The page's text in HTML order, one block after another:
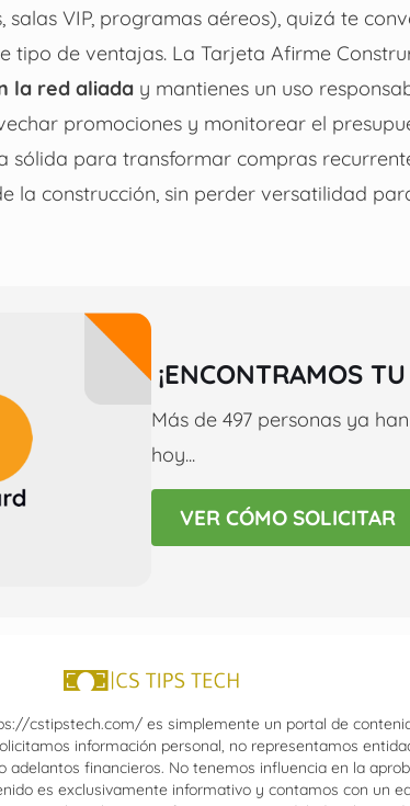
salas VIP, programas aéreos), quizá te
tipo de ventajas. La Tarjeta Afirme
la red aliada y mantienes un uso
promociones y monitorear el
sólida para transformar compras
la construcción, sin perder versatilidad
¡ENCONTRAMOS
Más de 497 personas ya
hoy...
VER CÓMO SOLICITAR
cstipstech.com/ es simplemente un portal de
información personal, no representamos
adelantos financieros. No tenemos influencia en la
es exclusivamente informativo y contamos con un